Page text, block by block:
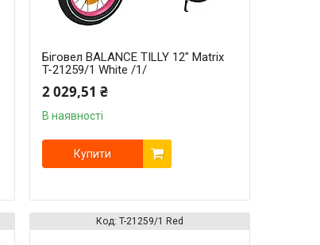
Біговел BALANCE TILLY 12" Matrix
T-21259/1 White /1/
2 029,51 ₴
В наявності
Купити
T-21259/1 Red